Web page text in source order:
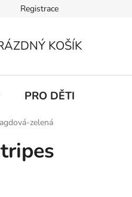
Obchodní podmínky
Registrace
KOŠÍK
PRO DĚTI
zelená